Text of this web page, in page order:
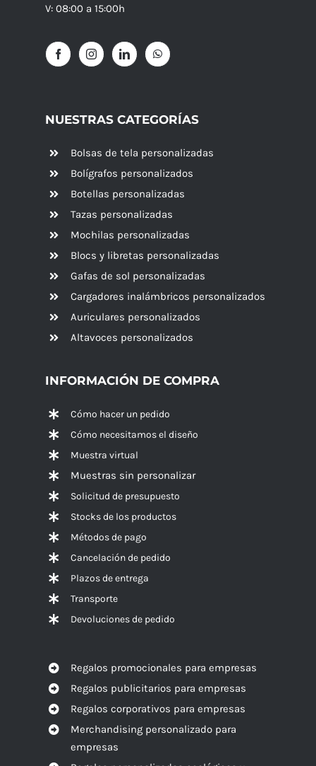
V: 08:00 a 15:00h
NUESTRAS CATEGORÍAS
Bolsas de tela personalizadas
Bolígrafos personalizados
Botellas personalizadas
Tazas personalizadas
Mochilas personalizadas
Blocs y libretas personalizadas
Gafas de sol personalizadas
Cargadores inalámbricos personalizados
Auriculares personalizados
Altavoces personalizados
INFORMACIÓN DE COMPRA
Cómo hacer un pedido
Cómo necesitamos el diseño
Muestra virtual
Muestras sin personalizar
Solicitud de presupuesto
Stocks de los productos
Métodos de pago
Cancelación de pedido
Plazos de entrega
Transporte
Devoluciones de pedido
Regalos promocionales para empresas
Regalos publicitarios para empresas
Regalos corporativos para empresas
Merchandising personalizado para
empresas